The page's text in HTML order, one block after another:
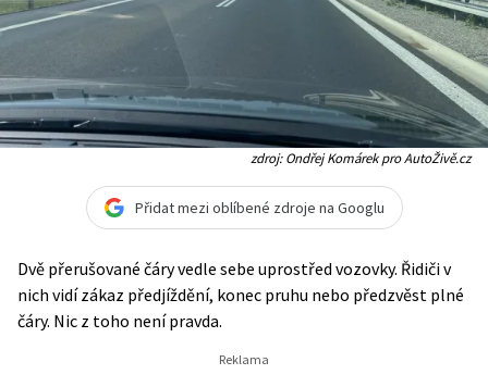
zdroj: Ondřej Komárek pro AutoŽivě.cz
Přidat mezi oblíbené zdroje na Googlu
Dvě přerušované čáry vedle sebe uprostřed vozovky. Řidiči v
nich vidí zákaz předjíždění, konec pruhu nebo předzvěst plné
čáry. Nic z toho není pravda.